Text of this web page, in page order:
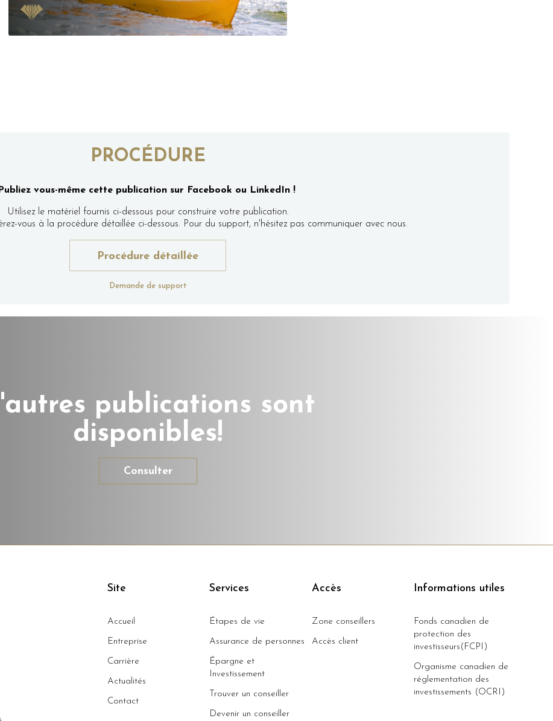
PROCÉDURE
Publiez vous-même cette publication sur Facebook ou LinkedIn !
Utilisez le matériel fournis ci-dessous pour construire votre publication.
vous à la procédure détaillée ci-dessous. Pour du support, n'hésitez pas communiquer avec nous.
Procédure détaillée
Demande de support
publications sont
disponibles!
Consulter
Site
Accueil
Entreprise
Carrière
Actualités
Contact
Services
Étapes de vie
Assurance de personnes
Épargne et
Investissement
Trouver un conseiller
Devenir un conseiller
Accès
Zone conseillers
Accès client
Informations utiles
Fonds canadien de
protection des
investisseurs(FCPI)
Organisme canadien de
réglementation des
investissements (OCRI)